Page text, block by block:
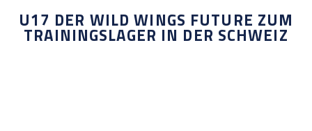
U17 DER WILD WINGS FUTURE ZUM
TRAININGSLAGER IN DER SCHWEIZ